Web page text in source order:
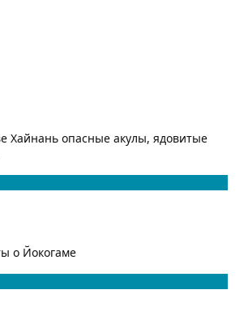
Хайнань опасные акулы, ядовитые
о Йокогаме